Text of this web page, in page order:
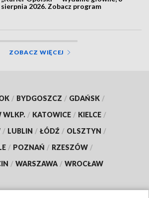
sierpnia 2026. Zobacz program
ZOBACZ WIĘCEJ
/ BYDGOSZCZ / GDAŃSK /
WLKP. / KATOWICE / KIELCE /
/ LUBLIN / ŁÓDŹ / OLSZTYN /
/ POZNAŃ / RZESZÓW /
/ WARSZAWA / WROCŁAW